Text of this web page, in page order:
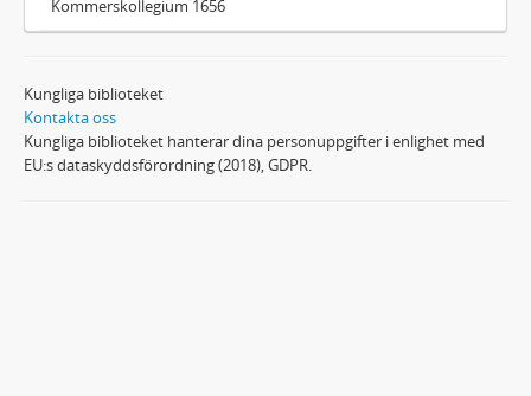
Kommerskollegium 1656
Kungliga biblioteket
Kontakta oss
Kungliga biblioteket hanterar dina personuppgifter i enlighet med
EU:s dataskyddsförordning (2018), GDPR.